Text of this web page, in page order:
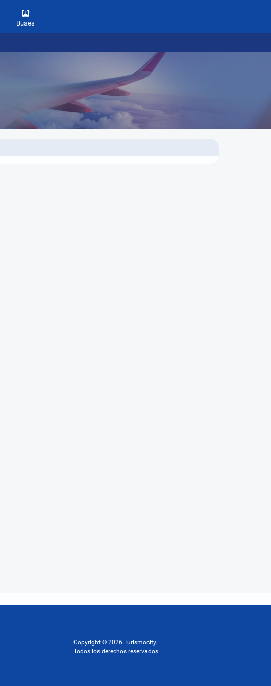
Buses
Copyright © 2026 Turismocity.
Todos los derechos reservados.